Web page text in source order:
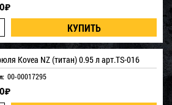
₽
Kovea NZ (титан) 0.95 л арт.TS-016
00-00017295
₽